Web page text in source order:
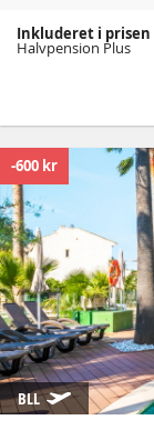
Inkluderet i prisen
Halvpension Plus
-600 kr
BLL